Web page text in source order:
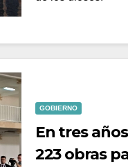
GOBIERNO
En tres
223 obras